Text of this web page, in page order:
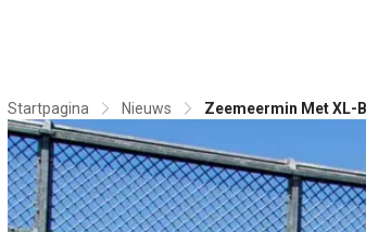
Startpagina Nieuws Zeemeermin Met XL-